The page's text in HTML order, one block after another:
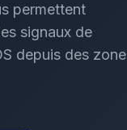
permettent
signaux de
depuis des